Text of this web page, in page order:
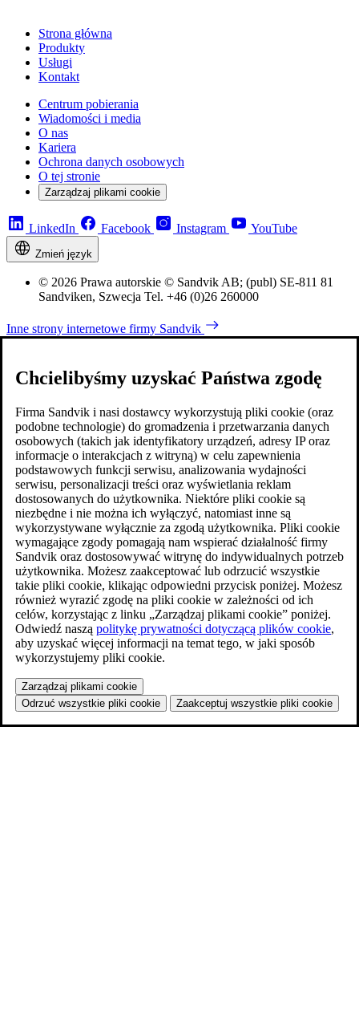
Strona główna
Produkty
Usługi
Kontakt
Centrum pobierania
Wiadomości i media
O nas
Kariera
Ochrona danych osobowych
O tej stronie
Zarządzaj plikami cookie
LinkedIn Facebook Instagram YouTube
Zmień język
© 2026 Prawa autorskie © Sandvik AB; (publ) SE-811 81
Sandviken, Szwecja Tel. +46 (0)26 260000
Inne strony internetowe firmy Sandvik
Chcielibyśmy uzyskać Państwa zgodę
Firma Sandvik i nasi dostawcy wykorzystują pliki cookie (oraz
podobne technologie) do gromadzenia i przetwarzania danych
osobowych (takich jak identyfikatory urządzeń, adresy IP oraz
informacje o interakcjach z witryną) w celu zapewnienia
podstawowych funkcji serwisu, analizowania wydajności
serwisu, personalizacji treści oraz wyświetlania reklam
dostosowanych do użytkownika. Niektóre pliki cookie są
niezbędne i nie można ich wyłączyć, natomiast inne są
wykorzystywane wyłącznie za zgodą użytkownika. Pliki cookie
wymagające zgody pomagają nam wspierać działalność firmy
Sandvik oraz dostosowywać witrynę do indywidualnych potrzeb
użytkownika. Możesz zaakceptować lub odrzucić wszystkie
takie pliki cookie, klikając odpowiedni przycisk poniżej. Możesz
również wyrazić zgodę na pliki cookie w zależności od ich
celów, korzystając z linku „Zarządzaj plikami cookie” poniżej.
Odwiedź naszą politykę prywatności dotyczącą plików cookie,
aby uzyskać więcej informacji na temat tego, w jaki sposób
wykorzystujemy pliki cookie.
Zarządzaj plikami cookie
Odrzuć wszystkie pliki cookie
Zaakceptuj wszystkie pliki cookie